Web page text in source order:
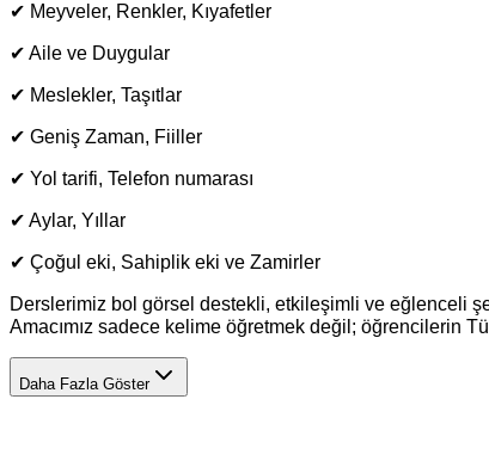
✔ Meyveler, Renkler, Kıyafetler
✔ Aile ve Duygular
✔ Meslekler, Taşıtlar
✔ Geniş Zaman, Fiiller
✔ Yol tarifi, Telefon numarası
✔ Aylar, Yıllar
✔ Çoğul eki, Sahiplik eki ve Zamirler
Derslerimiz bol görsel destekli, etkileşimli ve eğlenceli
Amacımız sadece kelime öğretmek değil; öğrencilerin
Daha Fazla Göster